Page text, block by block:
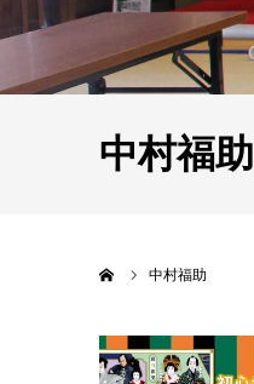
中村福助
中村福助